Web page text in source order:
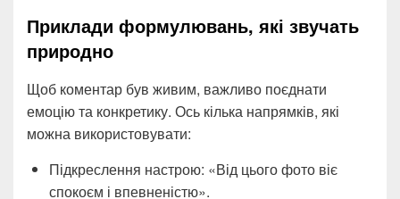
Приклади формулювань, які звучать
природно
Щоб коментар був живим, важливо поєднати
емоцію та конкретику. Ось кілька напрямків, які
можна використовувати:
Підкреслення настрою: «Від цього фото віє
спокоєм і впевненістю».